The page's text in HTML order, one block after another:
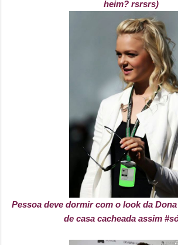
heim? rsrsrs)
Pessoa deve dormir com o look da
de casa cacheada assim